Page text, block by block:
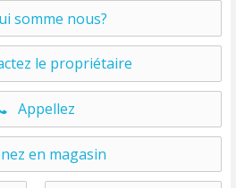
somme nous?
le propriétaire
Appellez
en magasin